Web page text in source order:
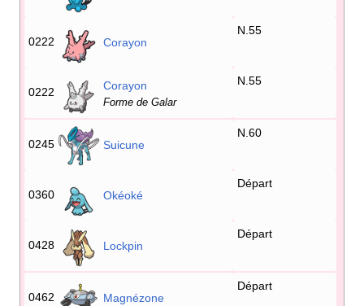
0222 Corayon
N.55
0222 Corayon
Forme de Galar
N.55
0245 Suicune
N.60
0360 Okéoké
Départ
0428 Lockpin
Départ
0462 Magnézone
Départ